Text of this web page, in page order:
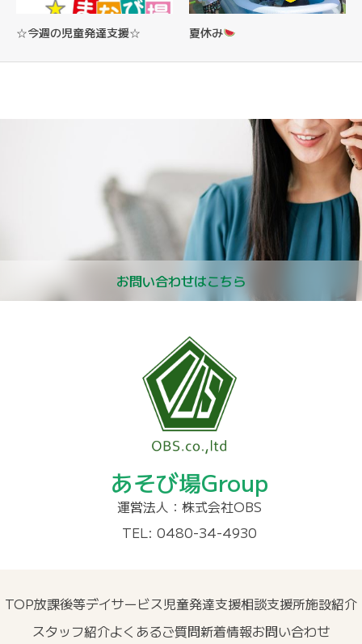
☆今週の児童発達支援☆ 夏休み
お問い合わせはこちら
あそび場Group
運営法人：株式会社OBS
TEL: 0480-34-4930
TOP放課後等デイサービス児童発達支援相談支援所施設紹介
スタッフ紹介よくあるご質問新着情報お問い合わせ